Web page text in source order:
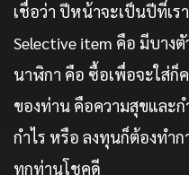
เชื่อว่า ปีหน้าจะเป็นปีที่เร
Selective item คือ มีบาง
นาฬิกา คือ ซื้อเพื่อจะใส่ก็
ของท่าน คือความสุขและ
กำไร หรือ ลงทุนก็ต้องทำ
ทุกท่านโชคดี